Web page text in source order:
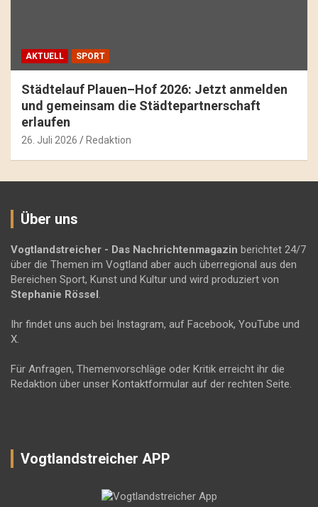
AKTUELL SPORT
Städtelauf Plauen–Hof 2026: Jetzt anmelden
und gemeinsam die Städtepartnerschaft
erlaufen
26. Juli 2026 Redaktion
Über uns
Vogtlandstreicher - Das Nachrichtenmagazin berichtet 24/7
über die Themen im Vogtland aber auch überregional aus den
Bereichen Sport, Kunst und Kultur und wird produziert von
Stephanie Rössel.
Ihr findet uns auch bei Instagram, auf Facebook, YouTube und
X.
Für Anfragen, Themenvorschläge oder Kritik erreicht ihr die
Redaktion über unser Kontaktformular auf der rechten Seite.
Vogtlandstreicher APP